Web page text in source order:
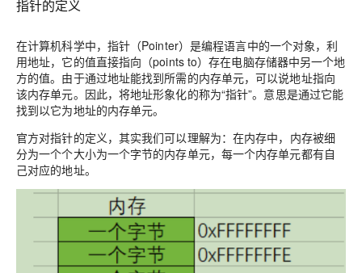
指针的定义
在计算机科学中， 指针 （Pointer）是编程语言中的一个对象，利
用地址，它的值直接指向（points to）存在电脑存储器中另一个地
方的值。由于通过地址能找到所需的内存单元，可以说地址指向
该内存单元。因此，将地址形象化的称为“指针”。意思是通过它能
找到以它为地址的内存单元。
官方对指针的定义，其实我们可以理解为： 在内存中，内存被细
分为一个个大小为一个字节的内存单元，每一个内存单元都有自
己对应的地址。